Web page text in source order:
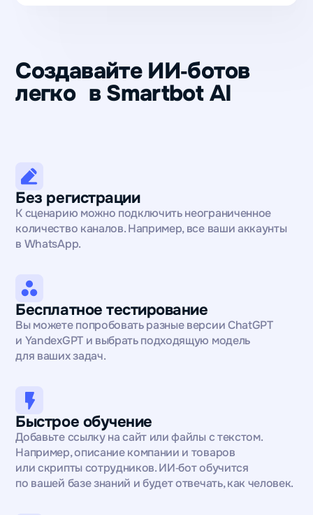
Создавайте ИИ‑ботов
легко в Smartbot AI
Без регистрации
К сценарию можно подключить неограниченное
количество каналов. Например, все ваши аккаунты
в WhatsApp.
Бесплатное тестирование
Вы можете попробовать разные версии ChatGPT
и YandexGPT и выбрать подходящую модель
для ваших задач.
Быстрое обучение
Добавьте ссылку на сайт или файлы с текстом.
Например, описание компании и товаров
или скрипты сотрудников. ИИ‑бот обучится
по вашей базе знаний и будет отвечать, как человек.